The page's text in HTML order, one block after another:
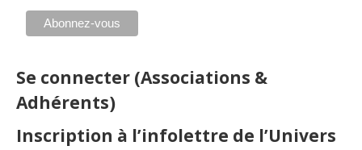
Se connecter (Associations &
Adhérents)
Inscription à l’infolettre de l’Univers